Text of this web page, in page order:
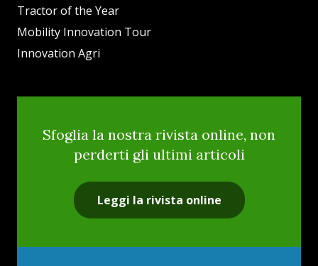
Tractor of the Year
Mobility Innovation Tour
Innovation Agri
Sfoglia la nostra rivista online, non
perderti gli ultimi articoli
Leggi la rivista online